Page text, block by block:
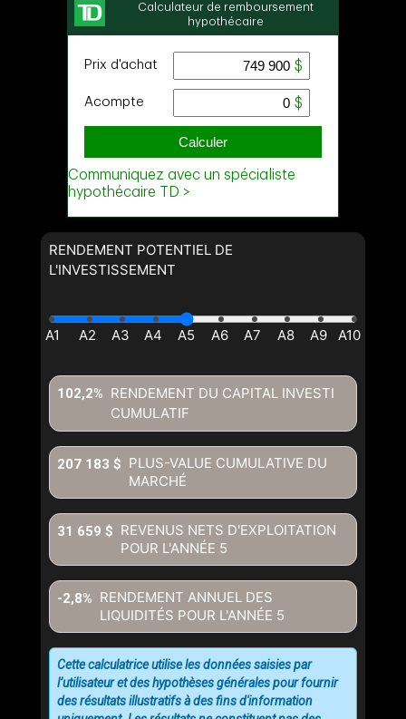
Prénom
Téléphone
Message
En cliquant sur le bouton « soumettre », vous consentez à nos
communiquer avec vous.
RENDEMENT POTENTIEL DE
L'INVESTISSEMENT
RENDEMENT DU CAPITAL INVESTI
CUMULATIF
102,2%
PLUS-VALUE CUMULATIVE DU
MARCHÉ
207 183 $
REVENUS NETS D'EXPLOITATION
POUR L'ANNÉE 5
31 659 $
RENDEMENT ANNUEL DES
LIQUIDITÉS POUR L'ANNÉE 5
-2,8%
Cette calculatrice utilise les données saisies par
l’utilisateur et des hypothèses générales pour fournir
des résultats illustratifs à des fins d'information